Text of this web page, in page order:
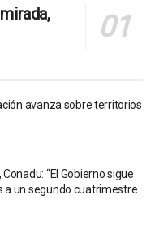
avanza sobre territorios
“El Gobierno sigue
a un segundo cuatrimestre